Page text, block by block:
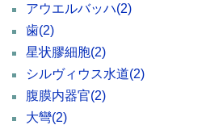
アウエルバッハ(2)
歯(2)
星状膠細胞(2)
シルヴィウス水道(2)
腹膜内器官(2)
大彎(2)